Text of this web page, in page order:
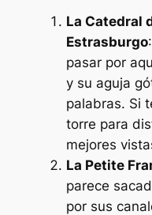
La Catedral
Estrasburgo
pasar por
y su aguja
palabras. Si
torre para
mejores
La Petite
parece
por sus